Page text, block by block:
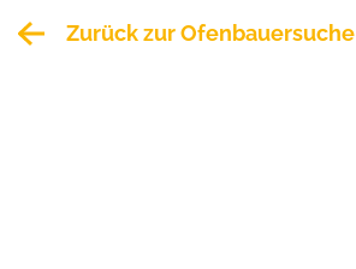
Zurück zur Ofenbauersuche